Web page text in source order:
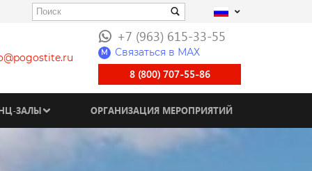
+7 (963) 615-33-55
M Связаться в МАХ
8 (800) 707-55-86
ЗАЛЫ ОРГАНИЗАЦИЯ МЕРОПРИЯТИЙ